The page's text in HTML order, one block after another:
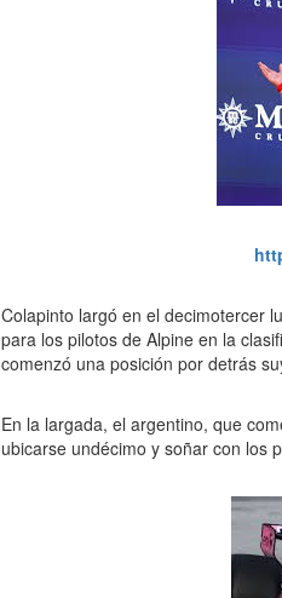
Colapinto largó en el decimotercer
para los pilotos de Alpine en la
comenzó una posición por detrás
En la largada, el argentino, que
ubicarse undécimo y soñar con los